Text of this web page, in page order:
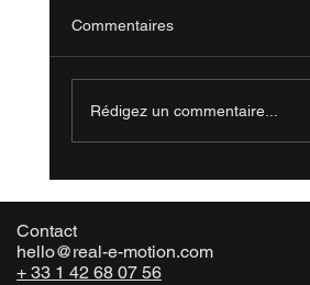
Commentaires
Rédigez un commentaire...
Contact
hello@real-e-motion.com
+ 33 1 42 68 07 56